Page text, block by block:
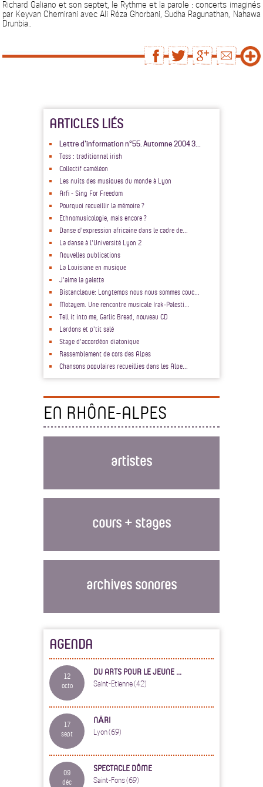
Richard Galiano et son septet, le Rythme et la parole : concerts imaginés
par Keyvan Chemirani avec Ali Réza Ghorbani, Sudha Ragunathan, Nahawa
Drunbia..
ARTICLES LIÉS
Lettre d'information n°55. Automne 2004 3...
Toss : traditionnal irish
Collectif caméléon
Les nuits des musiques du monde à Lyon
Arfi - Sing For Freedom
Pourquoi recueillir la mémoire ?
Ethnomusicologie, mais encore ?
Danse d'expression africaine dans le cadre de...
La danse à l'Université Lyon 2
Nouvelles publications
La Louisiane en musique
J'aime la galette
Bistanclaque: Longtemps nous nous sommes couc...
Motayem. Une rencontre musicale Irak-Palesti...
Tell it into me, Garlic Bread, nouveau CD
Lardons et p'tit salé
Stage d'accordéon diatonique
Rassemblement de cors des Alpes
Chansons populaires recueillies dans les Alpe...
EN RHÔNE-ALPES
artistes
cours + stages
archives sonores
AGENDA
12
octo
DU ARTS POUR LE JEUNE ...
Saint-Etienne (42)
17
sept
NĀRI
Lyon (69)
09
déc
SPECTACLE DÔME
Saint-Fons (69)